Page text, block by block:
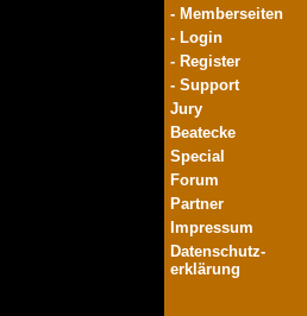
- Memberseiten
- Login
- Register
- Support
Jury
Beatecke
Special
Forum
Partner
Impressum
Datenschutz-
erklärung